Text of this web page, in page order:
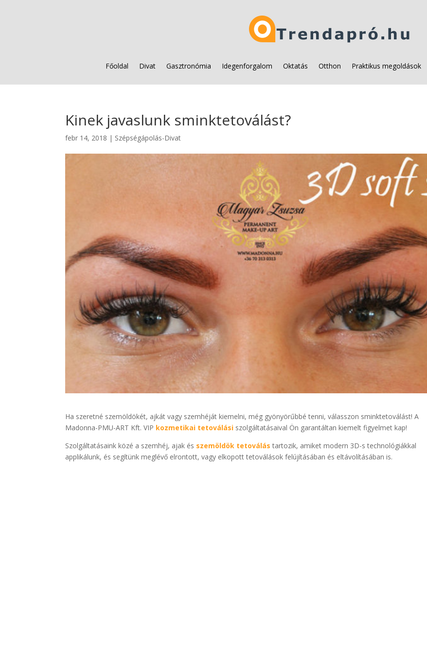
Főoldal Divat Gasztronómia Idegenforgalom Oktatás Otthon Praktikus megoldások
Kinek javaslunk sminktetoválást?
febr 14, 2018 | Szépségápolás-Divat
Ha szeretné szemöldökét, ajkát vagy szemhéját kiemelni, még gyönyörűbbé tenni, válasszon sminktetoválást! A
Madonna-PMU-ART Kft. VIP kozmetikai tetoválási szolgáltatásaival Ön garantáltan kiemelt figyelmet kap!
Szolgáltatásaink közé a szemhéj, ajak és szemöldök tetoválás tartozik, amiket modern 3D-s technológiákkal
applikálunk, és segítünk meglévő elrontott, vagy elkopott tetoválások felújításában és eltávolításában is.